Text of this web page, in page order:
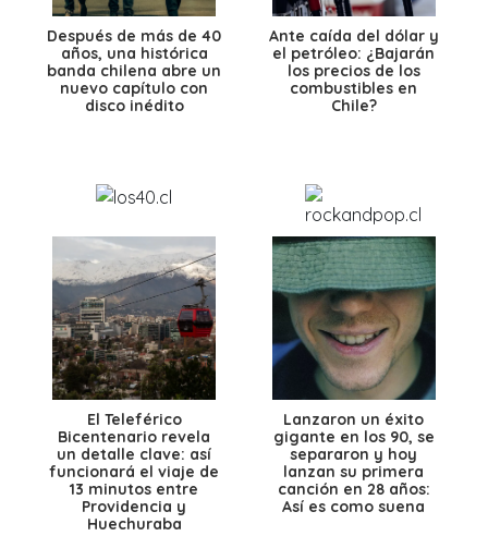
Después de más de 40
años, una histórica
banda chilena abre un
nuevo capítulo con
disco inédito
Ante caída del dólar y
el petróleo: ¿Bajarán
los precios de los
combustibles en
Chile?
El Teleférico
Bicentenario revela
un detalle clave: así
funcionará el viaje de
13 minutos entre
Providencia y
Huechuraba
Lanzaron un éxito
gigante en los 90, se
separaron y hoy
lanzan su primera
canción en 28 años:
Así es como suena